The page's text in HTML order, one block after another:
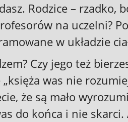
Rodzice – rzadko,
na uczelni?
w układzie
Czy jego też
„księża was nie
że są mało
do końca i nie